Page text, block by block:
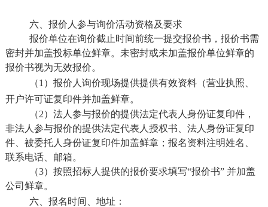
六、报价人参与询价活动资格及要求
报价单位在询价截止时间前统一提交报价书，报价书需
密封并加盖投标单位鲜章。未密封或未加盖报价单位鲜章的
报价书视为无效报价。
（1）报价人询价现场提供提供有效资料（营业执照、
开户许可证复印件并加盖鲜章。
（2）法人参与报价的提供法定代表人身份证复印件，
非法人参与报价的提供法定代表人授权书、法人身份证复印
件、被委托人身份证复印件加盖鲜章；报名资料注明姓名、
联系电话、邮箱。
（3）按照招标人提供的报价要求填写“报价书” 并加盖
公司鲜章。
六、报名时间、地址：